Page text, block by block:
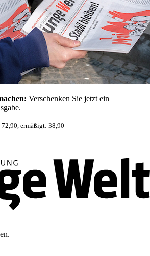
Verschenken Sie jetzt ein
ermäßigt: 38,90